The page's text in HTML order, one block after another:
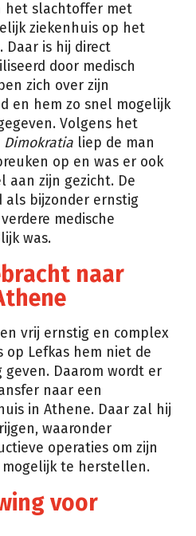
het slachtoffer met
ziekenhuis op het
Daar is hij direct
door medisch
zich over zijn
en hem zo snel mogelijk
Volgens het
Dimokratia liep de man
op en was er ook
aan zijn gezicht. De
als bijzonder ernstig
medische
was.
naar
vrij ernstig en complex
op Lefkas hem niet de
Daarom wordt er
naar een
in Athene. Daar zal hij
waaronder
operaties om zijn
te herstellen.
voor